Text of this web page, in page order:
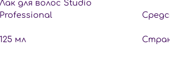
Лак для волос Studio
Professional
125 мл